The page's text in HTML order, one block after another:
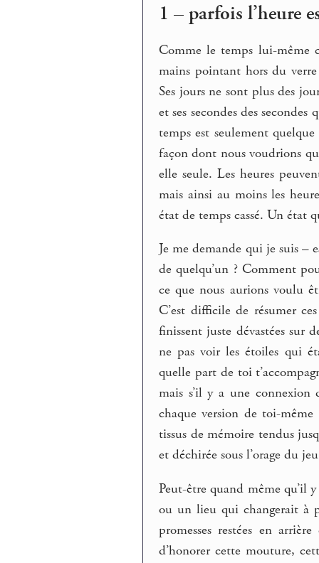
1 – parfois l’heure
Comme le temps lui-même
mains pointant hors du
Ses jours ne sont plus des
et ses secondes des
temps est seulement
façon dont nous voudrions
elle seule. Les heures
mais ainsi au moins les
état de temps cassé. Un état
Je me demande qui je suis –
de quelqu’un ? Comment
ce que nous aurions voulu
C’est difficile de résumer
finissent juste dévastées sur
ne pas voir les étoiles qui
quelle part de toi
mais s’il y a une connexion
chaque version de toi-
tissus de mémoire tendus
et déchirée sous l’orage du
Peut-être quand même qu’il
ou un lieu qui changerait à
promesses restées en
d’honorer cette mouture,